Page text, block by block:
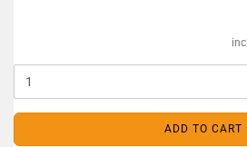
ADD TO CART